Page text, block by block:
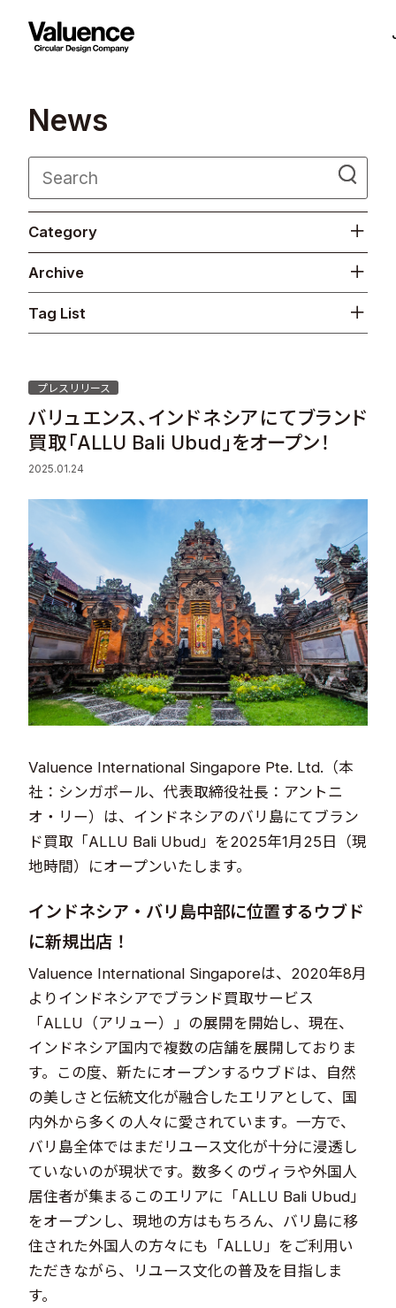
Company
Philosophy
Business
Investor Relations
Sustainability
Recruit
Contact
© Valuence Holdings Inc.
News
Category
Archive
Tag List
プレスリリース
バリュエンス、インドネシアにてブランド
買取「ALLU Bali Ubud」をオープン！
2025.01.24
Valuence International Singapore Pte. Ltd.（本
社：シンガポール、代表取締役社長：アントニ
オ・リー）は、インドネシアのバリ島にてブラン
ド買取「ALLU Bali Ubud」を2025年1月25日（現
地時間）にオープンいたします。
インドネシア・バリ島中部に位置するウブド
に新規出店！
Valuence International Singaporeは、2020年8月
よりインドネシアでブランド買取サービス
「ALLU（アリュー）」の展開を開始し、現在、
インドネシア国内で複数の店舗を展開しておりま
す。この度、新たにオープンするウブドは、自然
の美しさと伝統文化が融合したエリアとして、国
内外から多くの人々に愛されています。一方で、
バリ島全体ではまだリユース文化が十分に浸透し
ていないのが現状です。数多くのヴィラや外国人
居住者が集まるこのエリアに「ALLU Bali Ubud」
をオープンし、現地の方はもちろん、バリ島に移
住された外国人の方々にも「ALLU」をご利用い
ただきながら、リユース文化の普及を目指しま
す。